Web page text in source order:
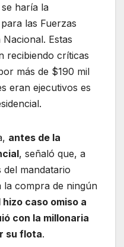
haría la
las Fuerzas
Estas
recibiendo críticas
más de $190 mil
eran ejecutivos es
antes de la
, señaló que, a
del mandatario
la compra de ningún
caso omiso a
con la millonaria
su flota.